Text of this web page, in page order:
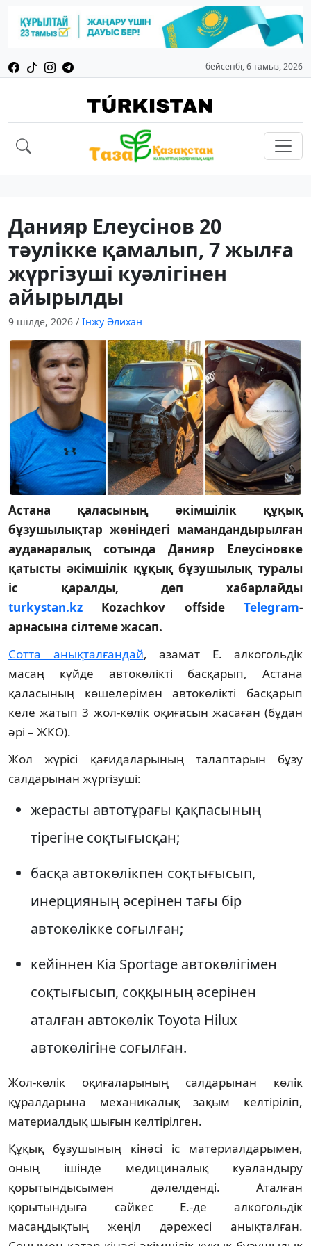
бейсенбі, 6 тамыз, 2026
Данияр Елеусінов 20
тәулікке қамалып, 7 жылға
жүргізуші куәлігінен
айырылды
9 шілде, 2026 / Інжу Әлихан
Астана қаласының әкімшілік құқық
бұзушылықтар жөніндегі мамандандырылған
ауданаралық сотында Данияр Елеусіновке
қатысты әкімшілік құқық бұзушылық туралы
іс қаралды, деп хабарлайды
turkystan.kz Kozachkov offside Telegram-
арнасына сілтеме жасап.
Сотта анықталғандай, азамат Е. алкогольдік
масаң күйде автокөлікті басқарып, Астана
қаласының көшелерімен автокөлікті басқарып
келе жатып 3 жол-көлік оқиғасын жасаған (бұдан
әрі – ЖКО).
Жол жүрісі қағидаларының талаптарын бұзу
салдарынан жүргізуші:
жерасты автотұрағы қақпасының
тірегіне соқтығысқан;
басқа автокөлікпен соқтығысып,
инерцияның әсерінен тағы бір
автокөлікке соғылған;
кейіннен Kia Sportage автокөлігімен
соқтығысып, соққының әсерінен
аталған автокөлік Toyota Hilux
автокөлігіне соғылған.
Жол-көлік оқиғаларының салдарынан көлік
құралдарына механикалық зақым келтіріліп,
материалдық шығын келтірілген.
Құқық бұзушының кінәсі іс материалдарымен,
оның ішінде медициналық куәландыру
қорытындысымен дәлелденді. Аталған
қорытындыға сәйкес Е.-де алкогольдік
масаңдықтың жеңіл дәрежесі анықталған.